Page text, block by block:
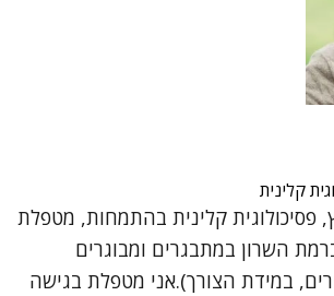
פסיכולוגית קלינית בהתמחות, מטפלת
השרון במתבגרים ומבוגרים
במידת הצורך).אני מטפלת בגישה